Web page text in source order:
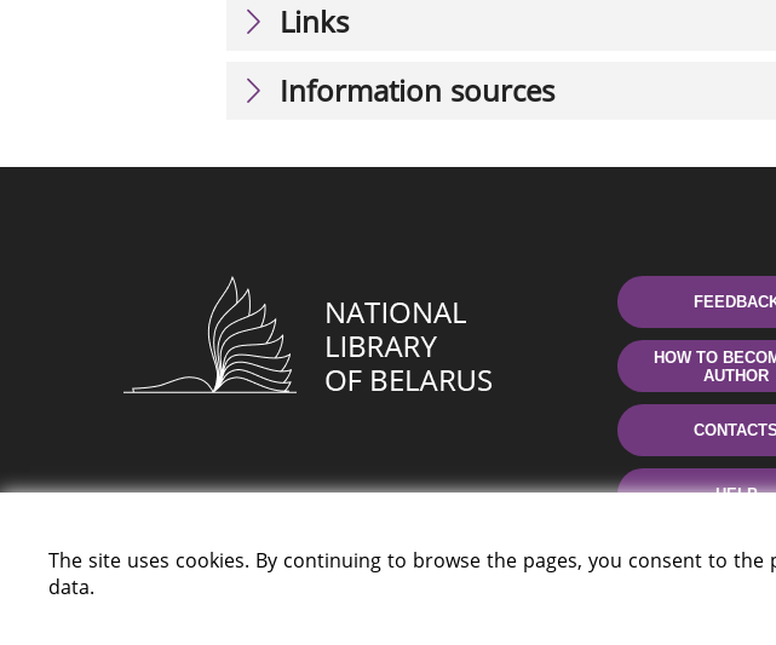
Links
Information sources
HOW TO
AUTHOR
CONTACTS
HELP
The site uses cookies. By continuing to browse the pages, you consent to the
data.